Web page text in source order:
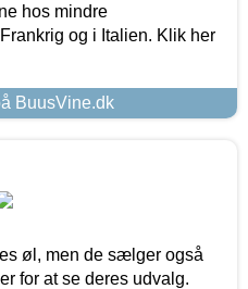
hos mindre
og i Italien. Klik her
BuusVine.dk
øl, men de sælger også
for at se deres udvalg.